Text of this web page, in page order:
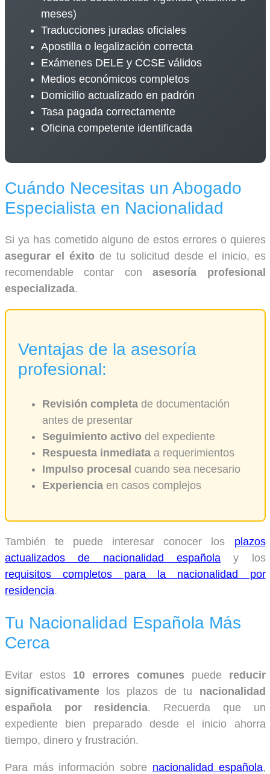
meses)
Traducciones juradas oficiales
Apostilla o legalización correcta
Exámenes DELE y CCSE válidos
Medios económicos completos
Domicilio actualizado en padrón
Tasa pagada correctamente
Oficina competente identificada
Cuándo Necesitas un Abogado
Especialista en Nacionalidad
Si ya has cometido alguno de estos errores o quieres
asegurar el éxitode tu solicitud desde el inicio, es
recomendable contar conasesoría profesional
especializada.
Ventajas de la asesoría
profesional:
Revisión completa de documentación
antes de presentar
Seguimiento activo del expediente
Respuesta inmediata a requerimientos
Impulso procesal cuando sea necesario
Experiencia en casos complejos
También te puede interesar conocer los plazos
actualizados de nacionalidad españolay los
requisitos completos para la nacionalidad por
residencia.
Tu Nacionalidad Española Más
Cerca
Evitar estos 10 errores comunes puede reducir
significativamente los plazos de tu nacionalidad
española por residencia. Recuerda que un
expediente bien preparado desde el inicio ahorra
tiempo, dinero y frustración.
Para más información sobre nacionalidad española,